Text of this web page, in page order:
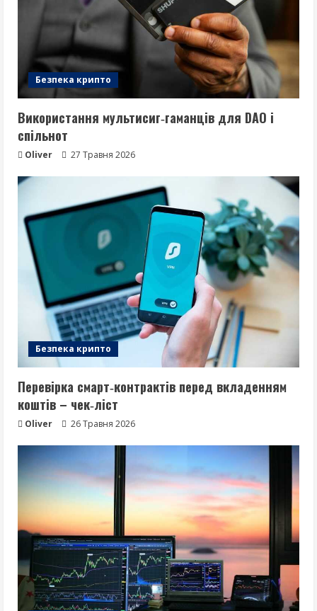
Безпека крипто
Використання мультисиг‑гаманців для DAO і
спільнот
Oliver 27 Травня 2026
Безпека крипто
Перевірка смарт‑контрактів перед вкладенням
коштів – чек‑ліст
Oliver 26 Травня 2026